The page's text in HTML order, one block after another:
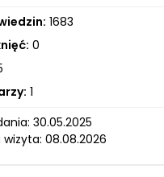
1683
0
1
30.05.2025
08.08.2026